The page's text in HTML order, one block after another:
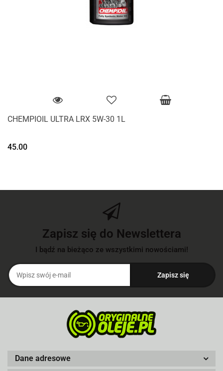
CHEMPIOIL ULTRA LRX 5W-30 1L
45.00
Zapisz się do Newslettera
I bądź na bieżąco ze wszystkimi nowościami!
Dane adresowe